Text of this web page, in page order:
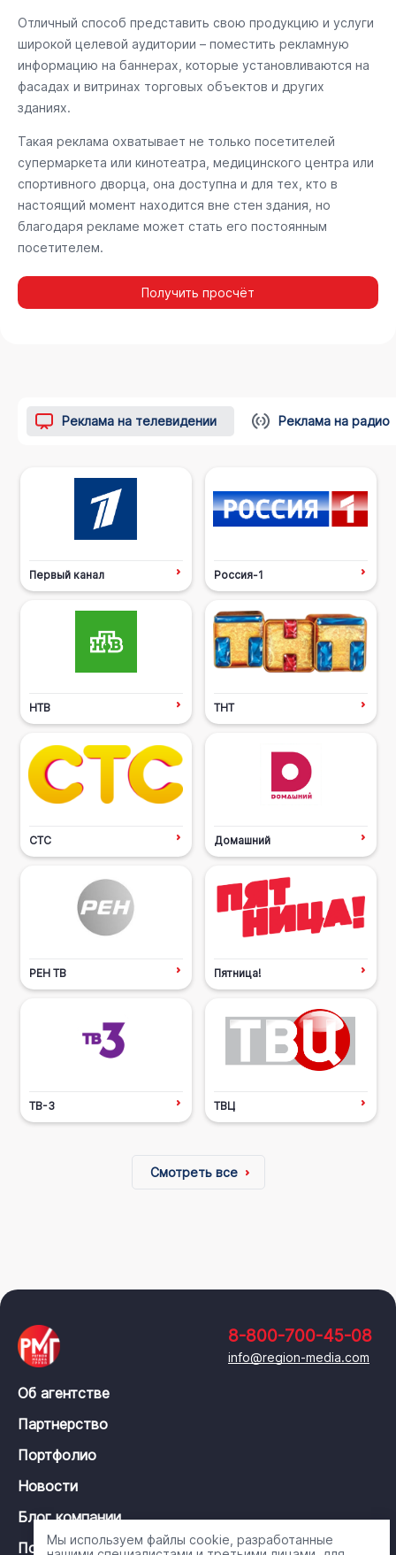
Отличный способ представить свою продукцию и услуги
широкой целевой аудитории – поместить рекламную
информацию на баннерах, которые установливаются на
фасадах и витринах торговых объектов и других
зданиях.
Такая реклама охватывает не только посетителей
супермаркета или кинотеатра, медицинского центра или
спортивного дворца, она доступна и для тех, кто в
настоящий момент находится вне стен здания, но
благодаря рекламе может стать его постоянным
посетителем.
Получить просчёт
Реклама на телевидении Реклама на радио
Первый канал Россия-1
НТВ ТНТ
СТС Домашний
РЕН ТВ Пятница!
ТВ-3 ТВЦ
Смотреть все
8-800-700-45-08
info@region-media.com
Об агентстве
Партнерство
Портфолио
Новости
Блог компании
Политика конфиденциальности
Мы используем файлы cookie, разработанные